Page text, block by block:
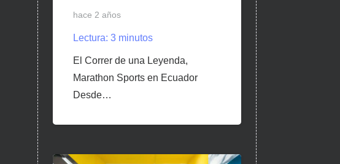
hace 2 años
Lectura: 3 minutos
El Correr de una Leyenda,
Marathon Sports en Ecuador
Desde…